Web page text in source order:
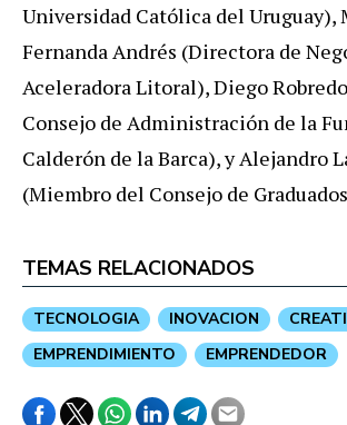
Universidad Católica del Uruguay),
Fernanda Andrés (Directora de
Aceleradora Litoral), Diego
Consejo de Administración de la
Calderón de la Barca), y Alejandro
(Miembro del Consejo de
TEMAS RELACIONADOS
TECNOLOGIA INOVACION
EMPRENDIMIENTO
EMPRENDEDOR